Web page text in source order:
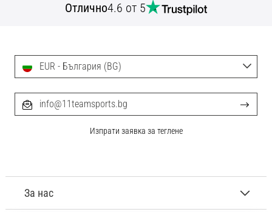
Отлично4.6 от 5
За нас
EUR - България (BG)
info@11teamsports.bg
Изпрати заявка за теглене